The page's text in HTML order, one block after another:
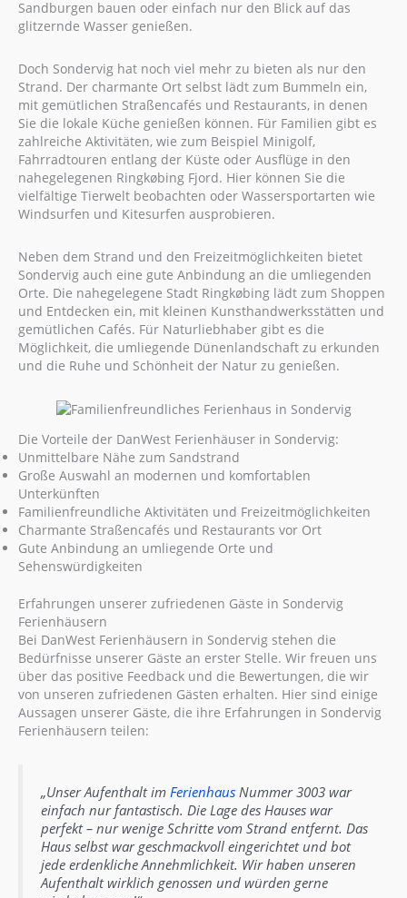
Sandburgen bauen oder einfach nur den Blick auf das
glitzernde Wasser genießen.
Doch Sondervig hat noch viel mehr zu bieten als nur den
Strand. Der charmante Ort selbst lädt zum Bummeln ein,
mit gemütlichen Straßencafés und Restaurants, in denen
Sie die lokale Küche genießen können. Für Familien gibt es
zahlreiche Aktivitäten, wie zum Beispiel Minigolf,
Fahrradtouren entlang der Küste oder Ausflüge in den
nahegelegenen Ringkøbing Fjord. Hier können Sie die
vielfältige Tierwelt beobachten oder Wassersportarten wie
Windsurfen und Kitesurfen ausprobieren.
Neben dem Strand und den Freizeitmöglichkeiten bietet
Sondervig auch eine gute Anbindung an die umliegenden
Orte. Die nahegelegene Stadt Ringkøbing lädt zum Shoppen
und Entdecken ein, mit kleinen Kunsthandwerksstätten und
gemütlichen Cafés. Für Naturliebhaber gibt es die
Möglichkeit, die umliegende Dünenlandschaft zu erkunden
und die Ruhe und Schönheit der Natur zu genießen.
Die Vorteile der DanWest Ferienhäuser in Sondervig:
Unmittelbare Nähe zum Sandstrand
Große Auswahl an modernen und komfortablen
Unterkünften
Familienfreundliche Aktivitäten und Freizeitmöglichkeiten
Charmante Straßencafés und Restaurants vor Ort
Gute Anbindung an umliegende Orte und
Sehenswürdigkeiten
Erfahrungen unserer zufriedenen Gäste in Sondervig
Ferienhäusern
Bei DanWest Ferienhäusern in Sondervig stehen die
Bedürfnisse unserer Gäste an erster Stelle. Wir freuen uns
über das positive Feedback und die Bewertungen, die wir
von unseren zufriedenen Gästen erhalten. Hier sind einige
Aussagen unserer Gäste, die ihre Erfahrungen in Sondervig
Ferienhäusern teilen:
„Unser Aufenthalt im Ferienhaus Nummer 3003 war
einfach nur fantastisch. Die Lage des Hauses war
perfekt – nur wenige Schritte vom Strand entfernt. Das
Haus selbst war geschmackvoll eingerichtet und bot
jede erdenkliche Annehmlichkeit. Wir haben unseren
Aufenthalt wirklich genossen und würden gerne